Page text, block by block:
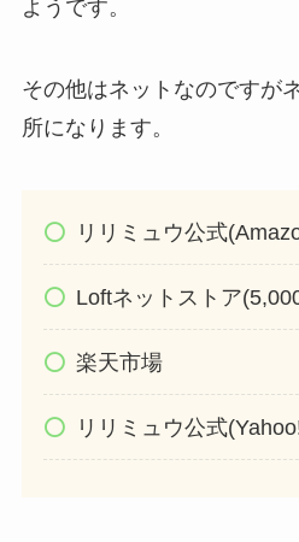
ようです。
その他はネットなのですが
所になります。
リリミュウ公式
Loftネットストア
楽天市場
リリミュウ公式